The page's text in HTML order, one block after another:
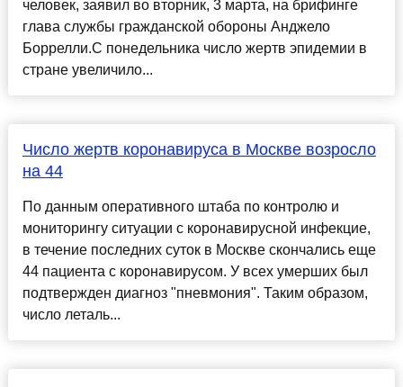
человек, заявил во вторник, 3 марта, на брифинге
глава службы гражданской обороны Анджело
Боррелли.С понедельника число жертв эпидемии в
стране увеличило...
Число жертв коронавируса в Москве возросло
на 44
По данным оперативного штаба по контролю и
мониторингу ситуации с коронавирусной инфекцие,
в течение последних суток в Москве скончались еще
44 пациента с коронавирусом. У всех умерших был
подтвержден диагноз "пневмония". Таким образом,
число леталь...